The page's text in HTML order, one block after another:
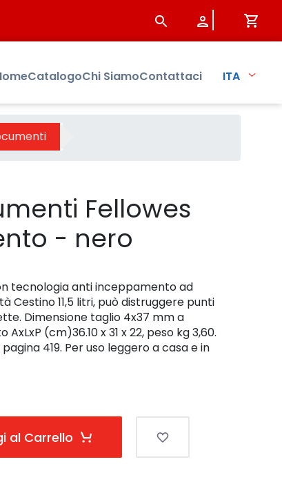
- Sistersbo
CatalogoChi SiamoContattaci ITA
Fellowes
- nero
tecnologia anti inceppamento ad
Cestino 11,5 litri, può distruggere punti
Dimensione taglio 4x37 mm a
(cm)36.10 x 31 x 22, peso kg 3,60.
419. Per uso leggero a casa e in
al Carrello